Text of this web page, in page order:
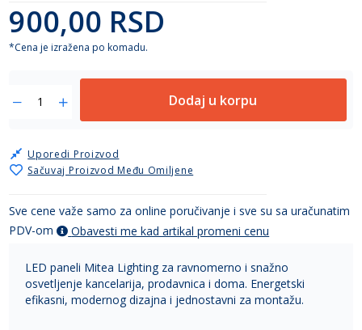
900,00 RSD
*Cena je izražena po komadu.
Dodaj u korpu
Sačuvaj Proizvod Među Omiljene
Uporedi Proizvod
Sve cene važe samo za online poručivanje i sve su sa uračunatim
PDV-om
Obavesti me kad artikal promeni cenu
LED paneli Mitea Lighting za ravnomerno i snažno
osvetljenje kancelarija, prodavnica i doma. Energetski
efikasni, modernog dizajna i jednostavni za montažu.